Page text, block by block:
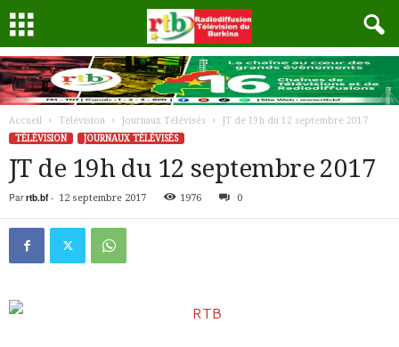
Accueil Télévision Journaux Télévisés
JT de 19h du 12 septembre 2017
TÉLÉVISION
JOURNAUX TÉLÉVISÉS
JT de 19h du 12 septembre 2017
Par rtb.bf- 12 septembre 2017 1976 0